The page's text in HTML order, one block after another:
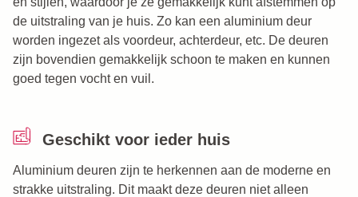
de uitstraling van je huis. Zo kan een aluminium deur
worden ingezet als voordeur, achterdeur, etc. De deuren
zijn bovendien gemakkelijk schoon te maken en kunnen
goed tegen vocht en vuil.
Geschikt voor ieder huis
Aluminium deuren zijn te herkennen aan de moderne en
strakke uitstraling. Dit maakt deze deuren niet alleen